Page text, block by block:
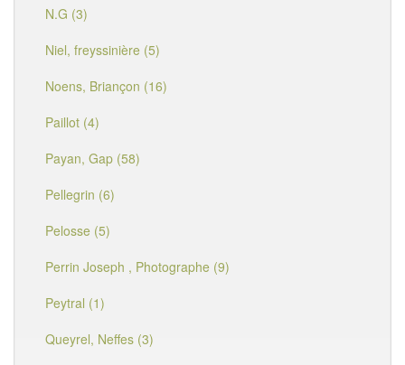
N.G (3)
Niel, freyssinière (5)
Noens, Briançon (16)
Paillot (4)
Payan, Gap (58)
Pellegrin (6)
Pelosse (5)
Perrin Joseph , Photographe (9)
Peytral (1)
Queyrel, Neffes (3)